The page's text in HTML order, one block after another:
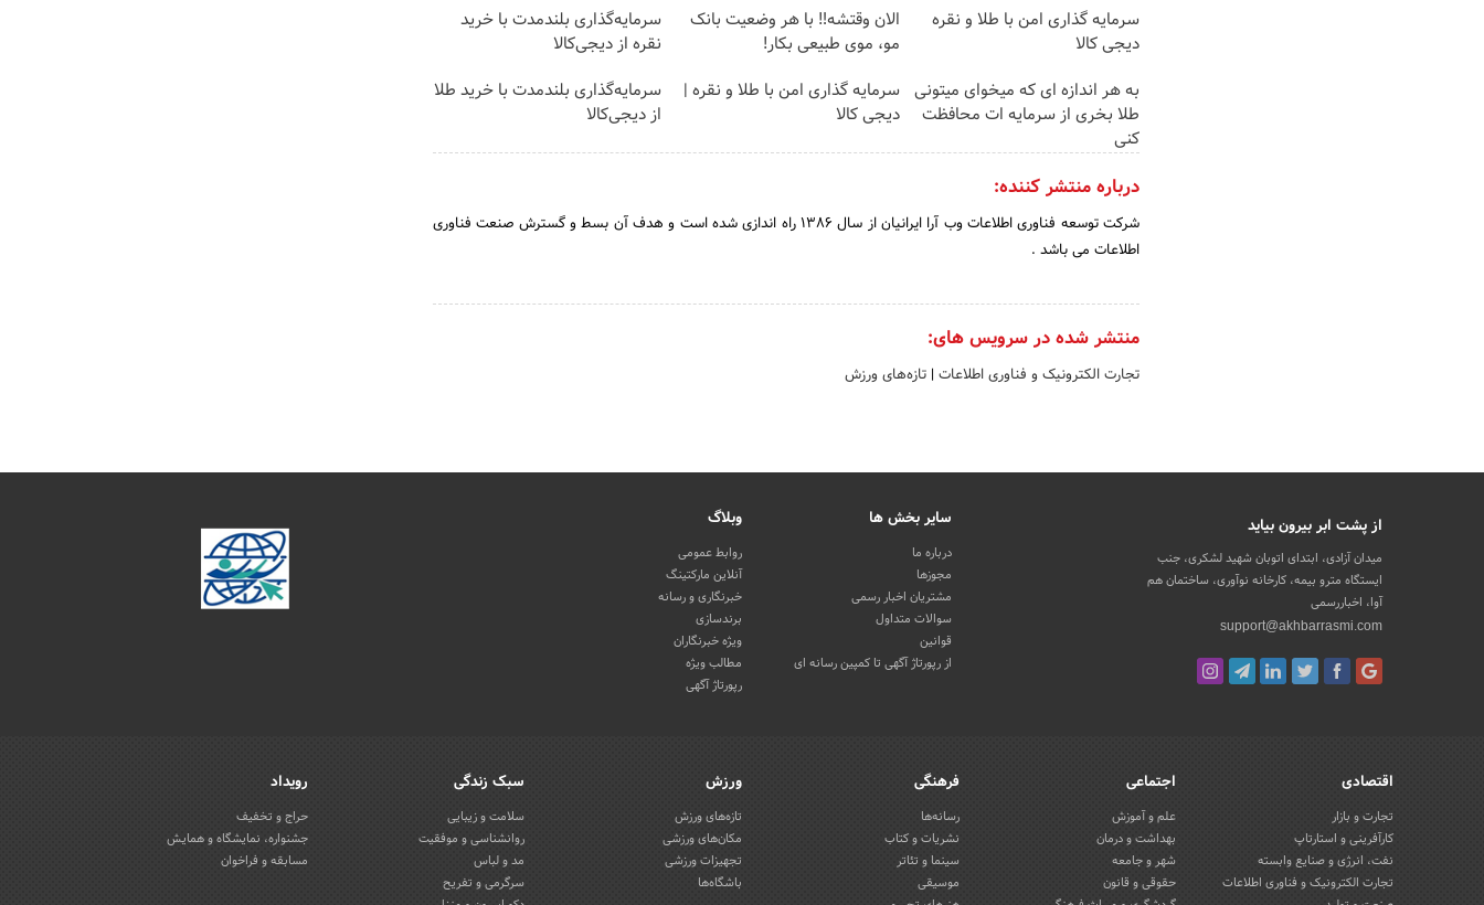
سرمایه گذاری امن با طلا و نقره
دیجی کالا
الان وقتشه‼️ با هر وضعیت بانک
مو، موی طبیعی بکار!
سرمایه‌گذاری بلندمدت با خرید
نقره از دیجی‌کالا
به هر اندازه ای که میخوای میتونی
طلا بخری از سرمایه ات محافظت
کنی
سرمایه گذاری امن با طلا و نقره |
دیجی کالا
سرمایه‌گذاری بلندمدت با خرید طلا
از دیجی‌کالا
درباره منتشر کننده:
شرکت توسعه فناوری اطلاعات وب آرا ایرانیان از سال 1386 راه اندازی شده است و هدف آن بسط و گسترش صنعت فناوری
اطلاعات می باشد .
منتشر شده در سرویس های:
تجارت الکترونیک و فناوری اطلاعات | تازه‌های ورزش
از پشت ابر بیرون بیاید
میدان آزادی، ابتدای اتوبان شهید لشکری، جنب
ایستگاه مترو بیمه، کارخانه نوآوری، ساختمان هم
آوا، اخباررسمی
support@akhbarrasmi.com
سایر بخش ها
درباره ما
مجوزها
مشتریان اخبار رسمی
سوالات متداول
قوانین
از رپورتاژ آگهی تا کمپین رسانه ای
وبلاگ
روابط عمومی
آنلاین مارکتینگ
خبرنگاری و رسانه
برندسازی
ویژه خبرنگاران
مطالب ویژه
رپورتاژ آگهی
اقتصادی
تجارت و بازار
کارآفرینی و استارتاپ
نفت، انرژی و صنایع وابسته
تجارت الکترونیک و فناوری اطلاعات
اجتماعی
علم و آموزش
بهداشت و درمان
شهر و جامعه
حقوقی و قانون
فرهنگی
رسانه‌ها
نشریات و کتاب
سینما و تئاتر
موسیقی
ورزش
تازه‌های ورزش
مکان‌های ورزشی
تجهیزات ورزشی
باشگاه‌ها
سبک زندگی
سلامت و زیبایی
روانشناسی و موفقیت
مد و لباس
سرگرمی و تفریح
رویداد
حراج و تخفیف
جشنواره، نمایشگاه و همایش
مسابقه و فراخوان